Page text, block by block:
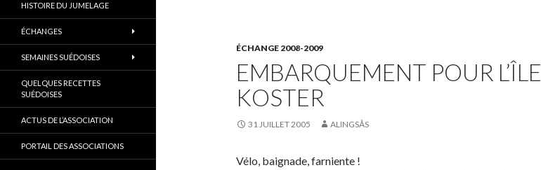
ÉCHANGE 2008-2009
EMBARQUEMENT POUR L’ÎLE
KOSTER
31 JUILLET 2005 ALINGSÅS
Vélo, baignade, farniente !
France
HISTOIRE DU JUMELAGE
ÉCHANGES
SEMAINES SUÉDOISES
QUELQUES RECETTES
SUÉDOISES
ACTUS DE L’ASSOCIATION
PORTAIL DES ASSOCIATIONS